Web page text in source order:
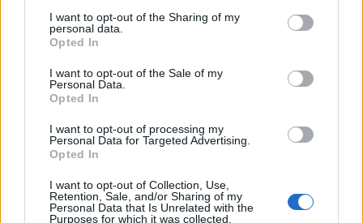
I want to opt-out of the Sharing of my
personal data.
Opted In
I want to opt-out of the Sale of my
Personal Data.
Opted In
I want to opt-out of processing my
Personal Data for Targeted Advertising.
Opted In
I want to opt-out of Collection, Use,
Retention, Sale, and/or Sharing of my
Personal Data that Is Unrelated with the
Purposes for which it was collected.
Ansvarlig redaktør og daglig leder:
Ekspedisjon:
E-post:redaksjon@fjell-ljom.no
E-post:annonse@fjell-ljom.no
E-post:abonnement@fjell-ljom.no